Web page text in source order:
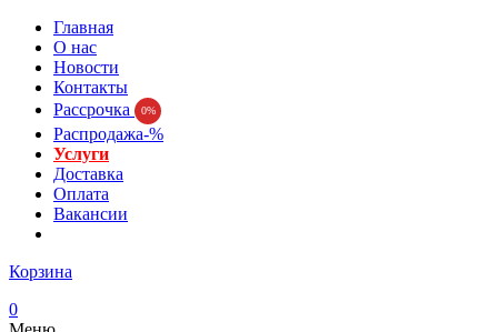
Главная
О нас
Новости
Контакты
Рассрочка
0%
Распродажа-%
Услуги
Доставка
Оплата
Вакансии
Корзина
0